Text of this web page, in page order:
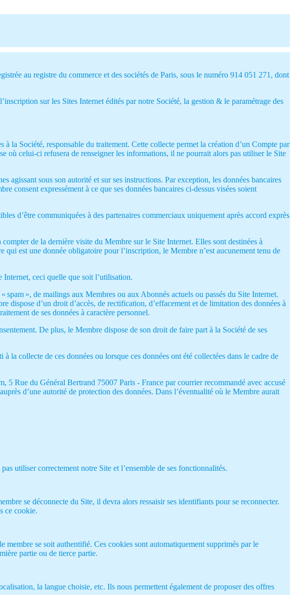
au registre du commerce et des sociétés de Paris, sous le numéro 914 051 271, dont
sur les Sites Internet édités par notre Société, la gestion & le paramétrage des
la Société, responsable du traitement. Cette collecte permet la création d’un Compte par
où celui-ci refusera de renseigner les informations, il ne pourrait alors pas utiliser le Site
agissant sous son autorité et sur ses instructions. Par exception, les données bancaires
consent expressément à ce que ses données bancaires ci-dessus visées soient
d’être communiquées à des partenaires commerciaux uniquement après accord exprès
de la dernière visite du Membre sur le Site Internet. Elles sont destinées à
est une donnée obligatoire pour l’inscription, le Membre n’est aucunement tenu de
Internet, ceci quelle que soit l’utilisation.
», de mailings aux Membres ou aux Abonnés actuels ou passés du Site Internet.
d’un droit d’accès, de rectification, d’effacement et de limitation des données à
de ses données à caractère personnel.
De plus, le Membre dispose de son droit de faire part à la Société de ses
la collecte de ces données ou lorsque ces données ont été collectées dans le cadre de
5 Rue du Général Bertrand 75007 Paris - France par courrier recommandé avec accusé
d’une autorité de protection des données. Dans l’éventualité où le Membre aurait
utiliser correctement notre Site et l’ensemble de ses fonctionnalités.
se déconnecte du Site, il devra alors ressaisir ses identifiants pour se reconnecter.
ce cookie.
membre se soit authentifié. Ces cookies sont automatiquement supprimés par le
partie ou de tierce partie.
la langue choisie, etc. Ils nous permettent également de proposer des offres